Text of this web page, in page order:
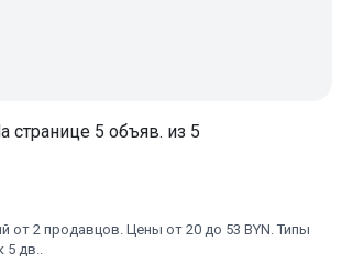
странице 5 объяв. из 5
от 2 продавцов. Цены от 20 до 53 BYN. Типы
5 дв..